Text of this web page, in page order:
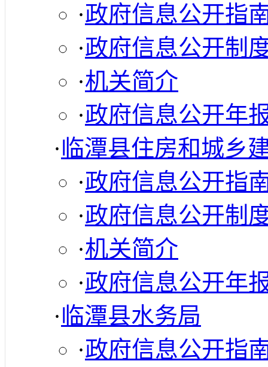
·政府信息公开指
·政府信息公开制
·机关简介
·政府信息公开年
·临潭县住房和城乡
·政府信息公开指
·政府信息公开制
·机关简介
·政府信息公开年
·临潭县水务局
·政府信息公开指